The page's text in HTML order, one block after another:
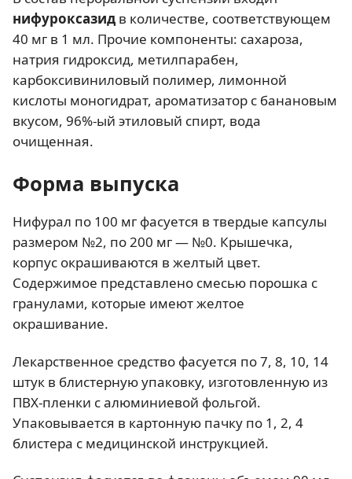
нифуроксазид в количестве, соответствующем
40 мг в 1 мл. Прочие компоненты: сахароза,
натрия гидроксид, метилпарабен,
карбоксивиниловый полимер, лимонной
кислоты моногидрат, ароматизатор с банановым
вкусом, 96%-ый этиловый спирт, вода
очищенная.
Форма выпуска
Нифурал по 100 мг фасуется в твердые капсулы
размером №2, по 200 мг — №0. Крышечка,
корпус окрашиваются в желтый цвет.
Содержимое представлено смесью порошка с
гранулами, которые имеют желтое
окрашивание.
Лекарственное средство фасуется по 7, 8, 10, 14
штук в блистерную упаковку, изготовленную из
ПВХ-пленки с алюминиевой фольгой.
Упаковывается в картонную пачку по 1, 2, 4
блистера с медицинской инструкцией.